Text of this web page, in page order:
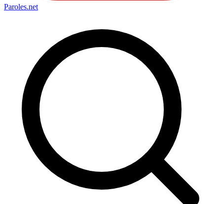
Paroles.net